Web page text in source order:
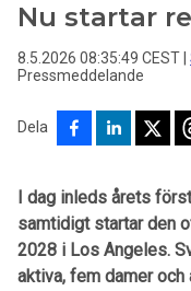
Nu startar
8.5.2026 08:35:49 CEST
Pressmeddelande
Dela
I dag inleds årets
samtidigt startar den
2028 i Los Angeles.
aktiva, fem damer och